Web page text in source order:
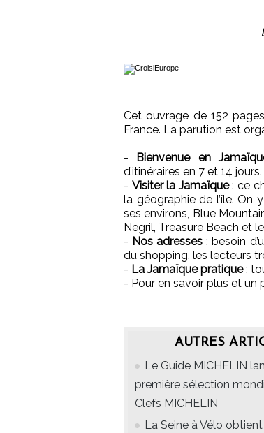
Cet ouvrage de 152
France. La parution est
- Bienvenue en
d’itinéraires en 7 et 14 jours.
- Visiter la Jamaïque: ce
la géographie de l’île. On
ses environs, Blue
Negril, Treasure Beach et
- Nos adresses : besoin
du shopping, les lecteurs
- La Jamaïque pratique:
- Pour en savoir plus et un
AUTRES
Le Guide MICHELIN
première sélection
Clefs MICHELIN
La Seine à Vélo